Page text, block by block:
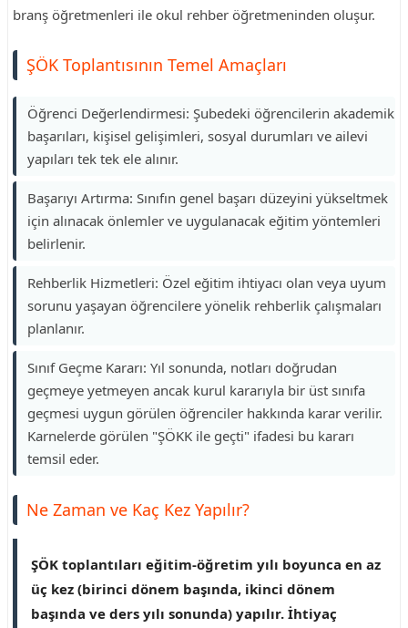
branş öğretmenleri ile okul rehber öğretmeninden oluşur.
ŞÖK Toplantısının Temel Amaçları
Öğrenci Değerlendirmesi: Şubedeki öğrencilerin akademik
başarıları, kişisel gelişimleri, sosyal durumları ve ailevi
yapıları tek tek ele alınır.
Başarıyı Artırma: Sınıfın genel başarı düzeyini yükseltmek
için alınacak önlemler ve uygulanacak eğitim yöntemleri
belirlenir.
Rehberlik Hizmetleri: Özel eğitim ihtiyacı olan veya uyum
sorunu yaşayan öğrencilere yönelik rehberlik çalışmaları
planlanır.
Sınıf Geçme Kararı: Yıl sonunda, notları doğrudan
geçmeye yetmeyen ancak kurul kararıyla bir üst sınıfa
geçmesi uygun görülen öğrenciler hakkında karar verilir.
Karnelerde görülen "ŞÖKK ile geçti" ifadesi bu kararı
temsil eder.
Ne Zaman ve Kaç Kez Yapılır?
ŞÖK toplantıları eğitim-öğretim yılı boyunca en az
üç kez (birinci dönem başında, ikinci dönem
başında ve ders yılı sonunda) yapılır. İhtiyaç